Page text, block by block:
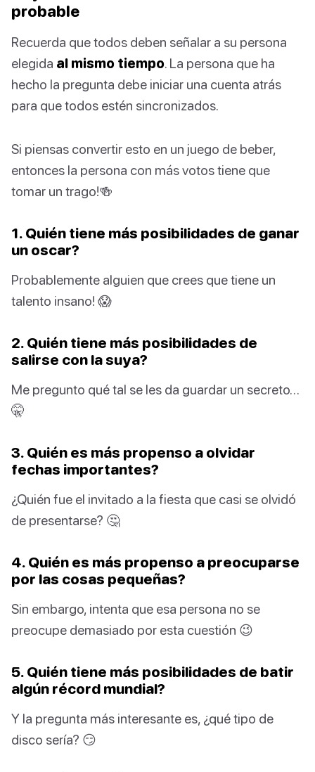
probable
Recuerda que todos deben señalar a su persona
elegida al mismo tiempo. La persona que ha
hecho la pregunta debe iniciar una cuenta atrás
para que todos estén sincronizados.
Si piensas convertir esto en un juego de beber,
entonces la persona con más votos tiene que
tomar un trago!🍻
1. Quién tiene más posibilidades de ganar
un oscar?
Probablemente alguien que crees que tiene un
talento insano! 😱
2. Quién tiene más posibilidades de
salirse con la suya?
Me pregunto qué tal se les da guardar un secreto…
🤫
3. Quién es más propenso a olvidar
fechas importantes?
¿Quién fue el invitado a la fiesta que casi se olvidó
de presentarse? 🤔
4. Quién es más propenso a preocuparse
por las cosas pequeñas?
Sin embargo, intenta que esa persona no se
preocupe demasiado por esta cuestión 😉
5. Quién tiene más posibilidades de batir
algún récord mundial?
Y la pregunta más interesante es, ¿qué tipo de
disco sería? 😏